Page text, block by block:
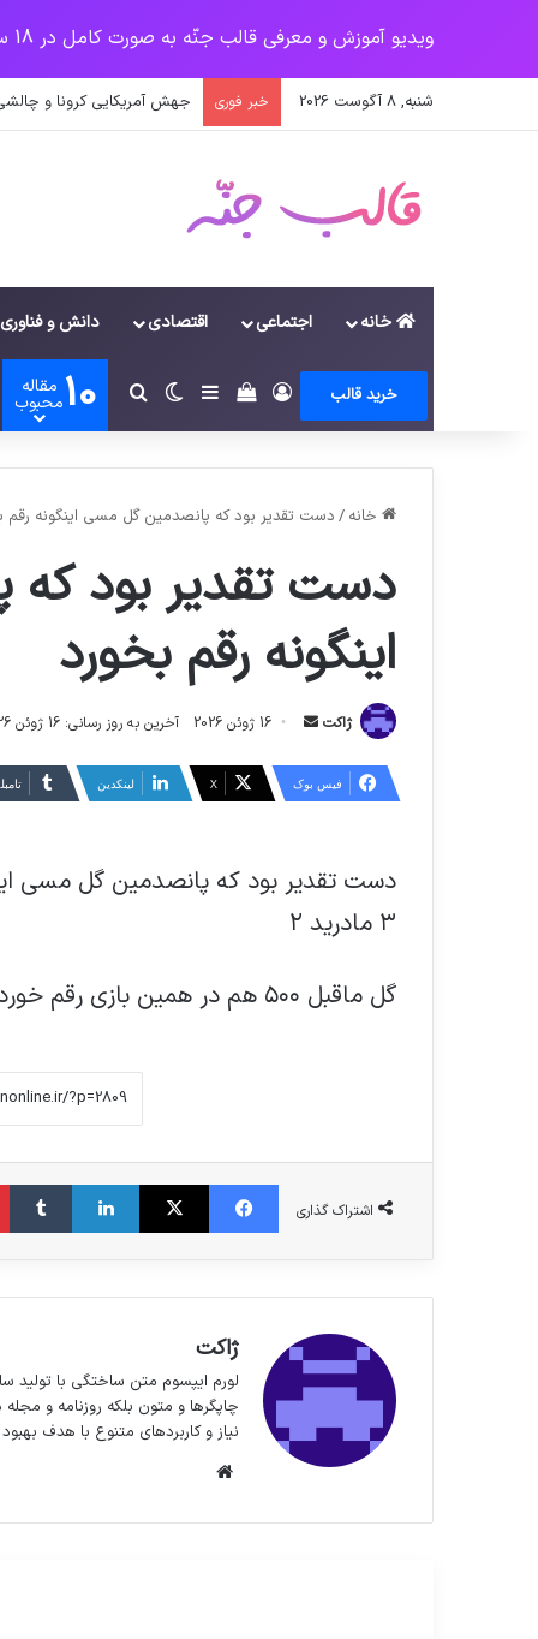
ویدیو آموزش و معرفی قالب جنّه به صورت کامل در 18 سرفصل
شنبه, 8 آگوست 2026 خبر فوری یک‌چهارم مرگ‌های روزانه
خانه اجتماعی اقتصادی دانش و فناوری
خرید قالب وروددیدن سبد خرید
سایدبارتغییر پوسته
جستجو برای
10 مقاله
محبوب
خانه / دست تقدیر بود که پانصدمین گل مسی اینگونه رقم
دست تقدیر بود
اینگونه رقم بخورد
ژاکت
ارسال 16 ژوئن 2026 آخرین به روز رسانی: 16 ژوئن 2026
فیس بوک X لینکدین
۳ مادرید ۲
گل ماقبل ۵۰۰ هم در همین بازی رقم خورده بود.
اشتراک گذاری
فیس بوک X لینکدین
ژاکت
لورم ایپسوم متن ساختگی با تولید
چاپگرها و متون بلکه روزنامه و
نیاز و کاربردهای متنوع با هدف